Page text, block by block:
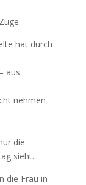
hat durch
aus
nehmen
die
sieht.
die Frau in